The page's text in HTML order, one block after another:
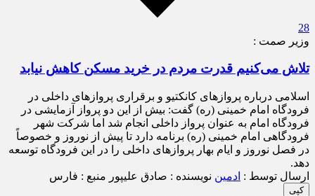
28
وزیر صمت :
تلاش می‌کنیم قدرت مردم در خرید مسکن کاهش نیابد
اسلامی درباره پروازهای کانکتیو و برقراری پروازهای داخلی در
فرودگاه امام خمینی (ره) گفت: بیش از این دو پرواز آزمایشی در
فرودگاه امام به عنوان پرواز داخلی انجام شد اما شرکت شهر
فرودگاهی امام خمینی (ره) برنامه دارد تا پیش از نوروز و خصوصاً
در فصل نوروز و ایام بهار پروازهای داخلی را در این فرودگاه توسعه
دهد.
ارسال توسط : ادمین نویسنده : صادق علیپور منبع : فارس
کپی